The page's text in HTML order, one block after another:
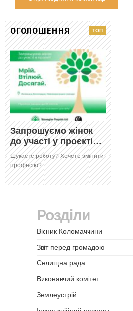
ОГОЛОШЕННЯ
Запрошуємо жінок
до участі у проєкті…
Шукаєте роботу? Хочете змінити
професію?…
Розділи
Вісник Коломаччини
Звіт перед громадою
Селищна рада
Виконавчий комітет
Землеустрій